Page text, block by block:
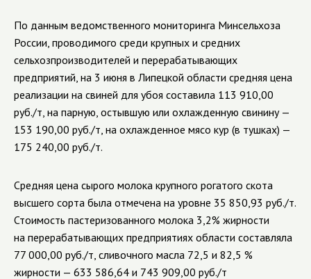
По данным ведомственного мониторинга Минсельхоза
России, проводимого среди крупных и средних
сельхозпроизводителей и перерабатывающих
предприятий, на 3 июня в Липецкой области средняя цена
реализации на свиней для убоя составила 113 910,00
руб./т, на парную, остывшую или охлажденную свинину —
153 190,00 руб./т, на охлажденное мясо кур (в тушках) —
175 240,00 руб./т.
Средняя цена сырого молока крупного рогатого скота
высшего сорта была отмечена на уровне 35 850,93 руб./т.
Стоимость пастеризованного молока 3,2% жирности
на перерабатывающих предприятиях области составляла
77 000,00 руб./т, сливочного масла 72,5 и 82,5 %
жирности — 633 586,64 и 743 909,00 руб./т